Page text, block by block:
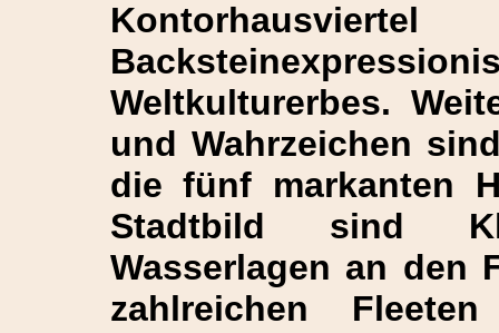
Weltkulturerbes.
und Wahrzeichen
die fünf markanten
Stadtbild sind
Wasserlagen an den
zahlreichen